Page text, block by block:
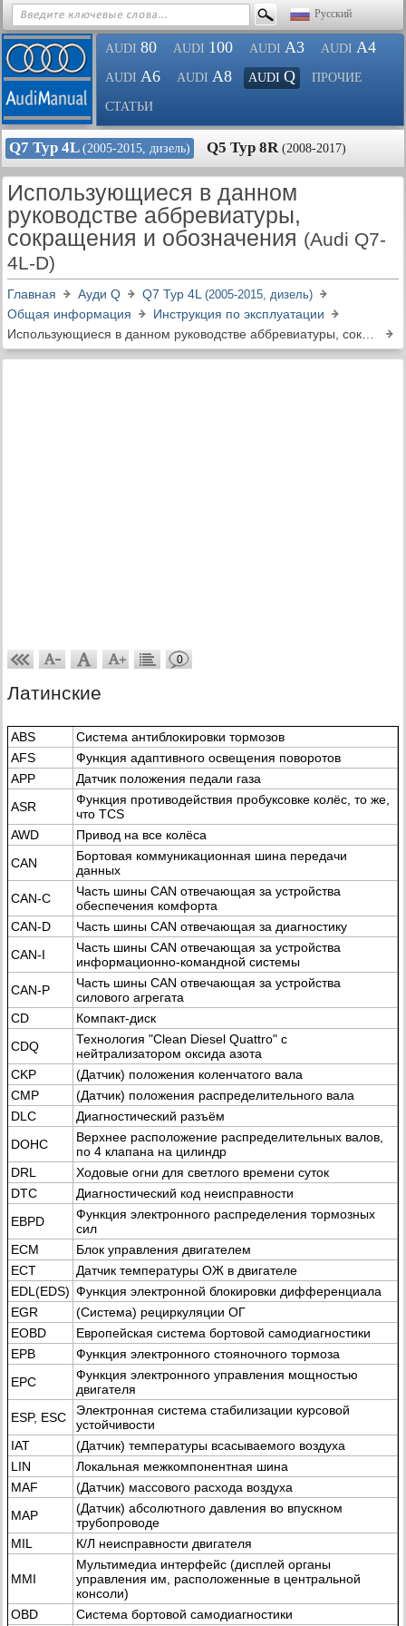
Русский
AUDI 80 AUDI 100 AUDI A3 AUDI A4
AUDI A6 AUDI A8 AUDI Q ПРОЧИЕ
СТАТЬИ
Q7 Typ 4L (2005-2015, дизель) Q5 Typ 8R (2008-2017)
Использующиеся в данном
руководстве аббревиатуры,
сокращения и обозначения (Audi Q7-
4L-D)
Главная Ауди Q Q7 Typ 4L (2005-2015, дизель)
Общая информация
Инструкция по эксплуатации
0
Латинские
ABS
Система антиблокировки тормозов
AFS
Функция адаптивного освещения поворотов
АРР
Датчик положения педали газа
ASR
Функция противодействия пробуксовке колёс, то же,
что TCS
AWD
Привод на все колёса
CAN
Бортовая коммуникационная шина передачи
данных
CAN-C
Часть шины CAN отвечающая за устройства
обеспечения комфорта
CAN-D
Часть шины CAN отвечающая за диагностику
CAN-I
Часть шины CAN отвечающая за устройства
информационно-командной системы
CAN-P
Часть шины CAN отвечающая за устройства
силового агрегата
CD
Компакт-диск
CDQ
Технология "Clean Diesel Quattro" с
нейтрализатором оксида азота
CKP
(Датчик) положения коленчатого вала
CMP
(Датчик) положения распределительного вала
DLC
Диагностический разъём
DOHC
Верхнее расположение распределительных валов,
по 4 клапана на цилиндр
DRL
Ходовые огни для светлого времени суток
DTC
Диагностический код неисправности
EBPD
Функция электронного распределения тормозных
сил
ECM
Блок управления двигателем
ECT
Датчик температуры ОЖ в двигателе
EDL(EDS) Функция электронной блокировки дифференциала
EGR
(Система) рециркуляции ОГ
EOBD
Европейская система бортовой самодиагностики
EPB
Функция электронного стояночного тормоза
EPC
Функция электронного управления мощностью
двигателя
ESP, ESC
Электронная система стабилизации курсовой
устойчивости
IAT
(Датчик) температуры всасываемого воздуха
LIN
Локальная межкомпонентная шина
MAF
(Датчик) массового расхода воздуха
MAP
(Датчик) абсолютного давления во впускном
трубопроводе
MIL
К/Л неисправности двигателя
MMI
Мультимедиа интерфейс (дисплей органы
управления им, расположенные в центральной
консоли)
OBD
Система бортовой самодиагностики